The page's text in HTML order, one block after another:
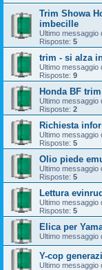
Trim Showa
imbecille
Ultimo messaggio
Risposte: 5
trim - si alza
Ultimo messaggio
Risposte: 9
Honda BF
Ultimo messaggio
Risposte: 2
Richiesta
Ultimo messaggio
Risposte: 5
Olio piede
Ultimo messaggio
Risposte: 5
Lettura
Ultimo messaggio
Risposte: 5
Elica per
Ultimo messaggio
Y-cop
Ultimo messaggio